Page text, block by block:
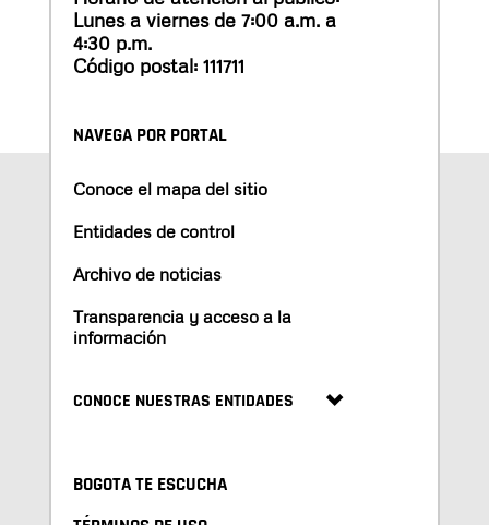
Lunes a viernes de 7:00 a.m. a
4:30 p.m.
Código postal: 111711
NAVEGA POR PORTAL
Conoce el mapa del sitio
Entidades de control
Archivo de noticias
Transparencia y acceso a la
información
CONOCE NUESTRAS ENTIDADES
BOGOTA TE ESCUCHA